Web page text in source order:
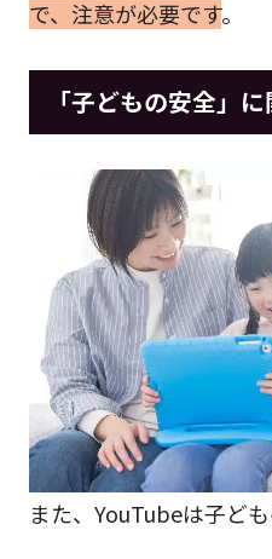
で、注意が必要です。
「子どもの安全」
また、YouTubeは子ど